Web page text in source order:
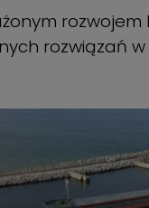
rozwojem
rozwiązań